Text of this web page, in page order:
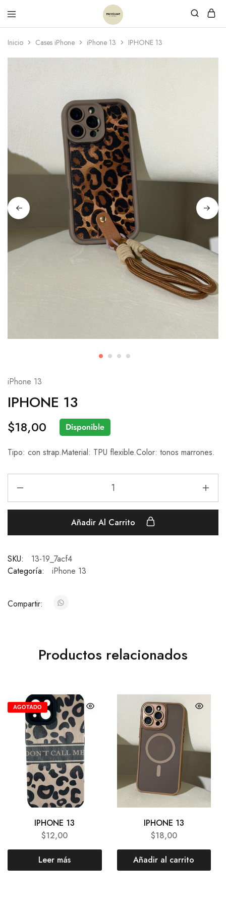
Inicio Cases iPhone iPhone 13 IPHONE 13
iPhone 13
IPHONE 13
$18,00 Disponible
Tipo: con strap.Material: TPU flexible.Color: tonos marrones.
Añadir Al Carrito
SKU:
13-19_7acf4
Categoría:
iPhone 13
Compartir:
Productos relacionados
AGOTADO
IPHONE 13
$12,00
Leer más
IPHONE 13
$18,00
Añadir al carrito